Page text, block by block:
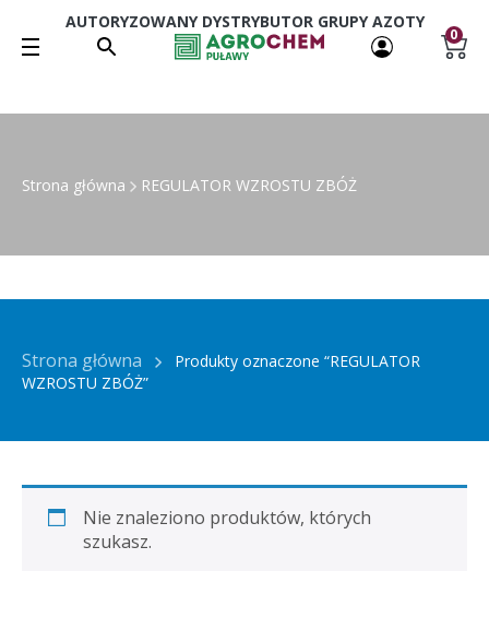
AUTORYZOWANY DYSTRYBUTOR GRUPY AZOTY
0
Strona główna REGULATOR WZROSTU ZBÓŻ
Strona główna
Produkty oznaczone “REGULATOR
WZROSTU ZBÓŻ”
Nie znaleziono produktów, których
szukasz.